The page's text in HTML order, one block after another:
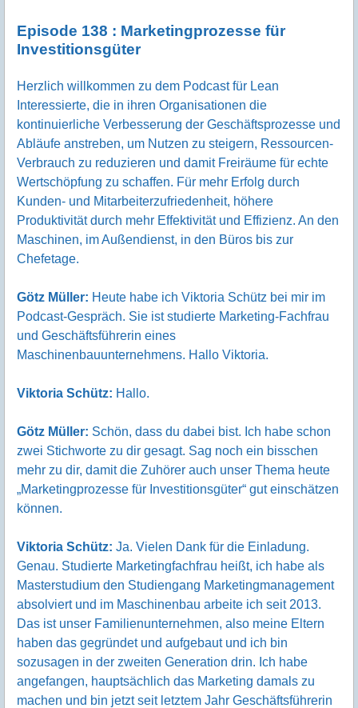
Episode 138 : Marketingprozesse für
Investitionsgüter
Herzlich willkommen zu dem Podcast für Lean
Interessierte, die in ihren Organisationen die
kontinuierliche Verbesserung der Geschäftsprozesse und
Abläufe anstreben, um Nutzen zu steigern, Ressourcen-
Verbrauch zu reduzieren und damit Freiräume für echte
Wertschöpfung zu schaffen. Für mehr Erfolg durch
Kunden- und Mitarbeiterzufriedenheit, höhere
Produktivität durch mehr Effektivität und Effizienz. An den
Maschinen, im Außendienst, in den Büros bis zur
Chefetage.
Götz Müller: Heute habe ich Viktoria Schütz bei mir im
Podcast-Gespräch. Sie ist studierte Marketing-Fachfrau
und Geschäftsführerin eines
Maschinenbauunternehmens. Hallo Viktoria.
Viktoria Schütz: Hallo.
Götz Müller: Schön, dass du dabei bist. Ich habe schon
zwei Stichworte zu dir gesagt. Sag noch ein bisschen
mehr zu dir, damit die Zuhörer auch unser Thema heute
„Marketingprozesse für Investitionsgüter“ gut einschätzen
können.
Viktoria Schütz: Ja. Vielen Dank für die Einladung.
Genau. Studierte Marketingfachfrau heißt, ich habe als
Masterstudium den Studiengang Marketingmanagement
absolviert und im Maschinenbau arbeite ich seit 2013.
Das ist unser Familienunternehmen, also meine Eltern
haben das gegründet und aufgebaut und ich bin
sozusagen in der zweiten Generation drin. Ich habe
angefangen, hauptsächlich das Marketing damals zu
machen und bin jetzt seit letztem Jahr Geschäftsführerin